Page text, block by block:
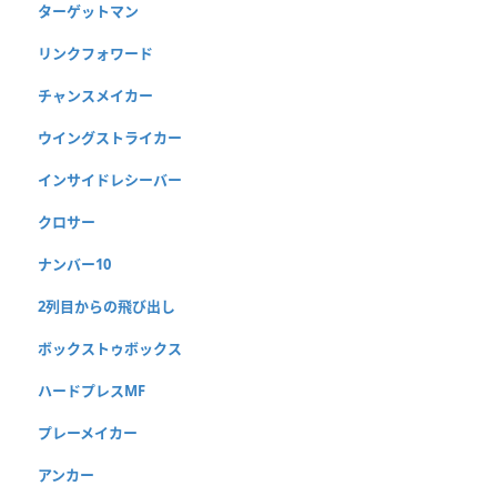
ターゲットマン
リンクフォワード
チャンスメイカー
ウイングストライカー
インサイドレシーバー
クロサー
ナンバー10
2列目からの飛び出し
ボックストゥボックス
ハードプレスMF
プレーメイカー
アンカー